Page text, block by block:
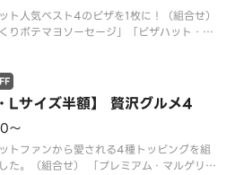
ト人気ベスト4のピザを1枚に！（組合せ）
くりポテマヨソーセージ」「ピザハット・マ
Lサイズ半額】 贅沢グルメ4
〜
トファンから愛される4種トッピングを組
た。（組合せ） 「プレミアム・マルゲリー